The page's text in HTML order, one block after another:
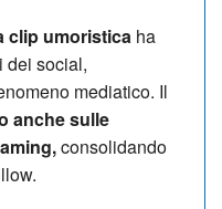
clip umoristica ha
dei social,
mediatico. Il
anche sulle
consolidando